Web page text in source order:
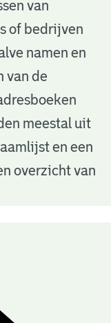
van
of bedrijven
namen en
van de
meestal uit
en een
overzicht van